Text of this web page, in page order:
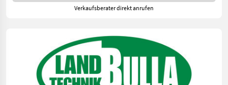
Verkaufsberater direkt anrufen